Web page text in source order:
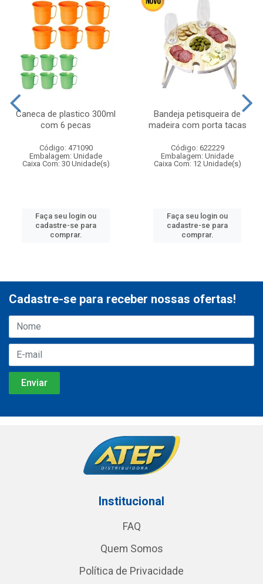
Caneca de plastico 300ml
com 6 pecas
Código: 471090
Embalagem: Unidade
Caixa Com: 30 Unidade(s)
Faça seu login ou
cadastre-se para
comprar.
Bandeja petisqueira de
madeira com porta tacas
Código: 622229
Embalagem: Unidade
Caixa Com: 12 Unidade(s)
Faça seu login ou
cadastre-se para
comprar.
Cadastre-se para receber nossas ofertas!
Institucional
FAQ
Quem Somos
Política de Privacidade